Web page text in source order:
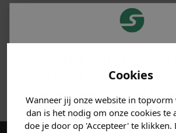
Cookies
Wanneer jij onze website in
dan is het nodig om onze cookies te
doe je door op 'Accepteer' te klikken.
PRODUCTINFORMATIE
korting ontvangen!
Vertel ons waar je
zoek bent en
jouwkorting.